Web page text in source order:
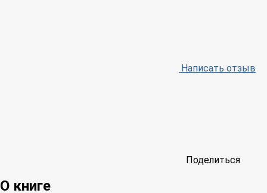
Написать отзыв
Поделиться
О книге